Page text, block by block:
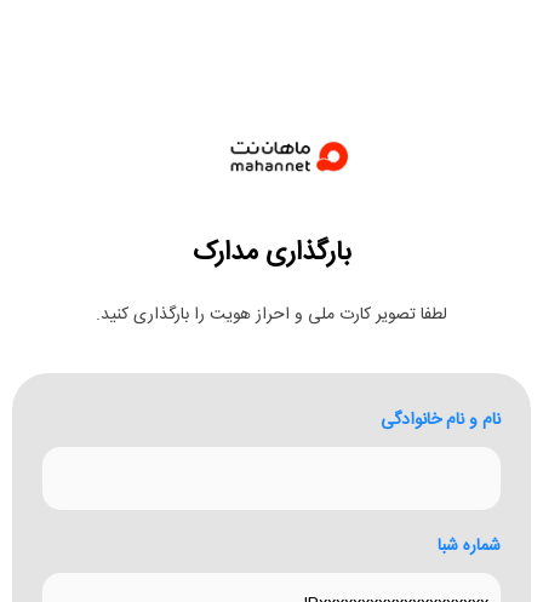
بارگذاری مدارک
لطفا تصویر کارت ملی و احراز هویت را بارگذاری کنید.
نام و نام خانوادگی
شماره شبا